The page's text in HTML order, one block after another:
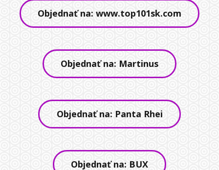
Objednať na: www.top101sk.com
Objednať na: Martinus
Objednať na: Panta Rhei
Objednať na: BUX